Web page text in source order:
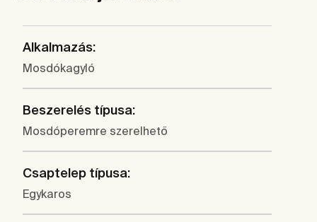
Alkalmazás:
Mosdókagyló
Beszerelés típusa:
Mosdóperemre szerelhető
Csaptelep típusa:
Egykaros